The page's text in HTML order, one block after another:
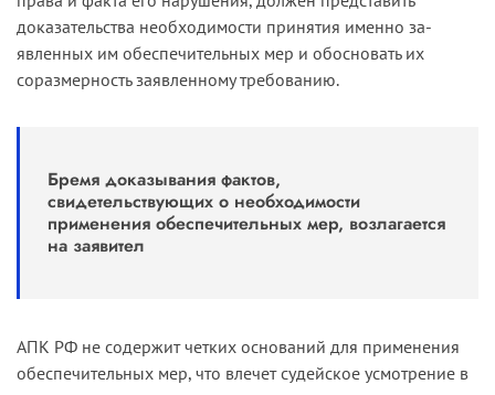
доказательства необходимости принятия именно за­
явленных им обеспечительных мер и обосновать их
соразмерность заявленному требованию.
Бремя доказывания фактов,
свидетельствующих о необходимости
применения обеспечительных мер, возлагается
на заявител
АПК РФ не содержит четких оснований для применения
обес­печительных мер, что влечет судейское усмотрение в